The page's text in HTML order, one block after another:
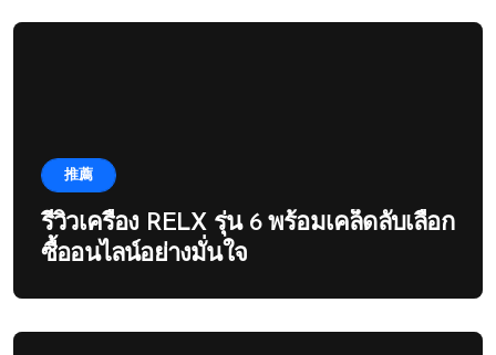
推薦
รีวิวเครื่อง RELX รุ่น 6 พร้อมเคล็ดลับเลือก
ซื้ออนไลน์อย่างมั่นใจ